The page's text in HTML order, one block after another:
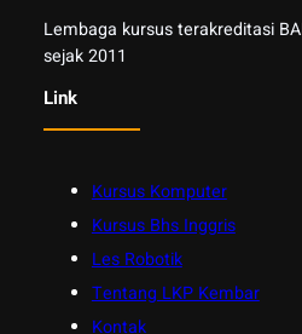
Lembaga kursus terakreditasi
sejak 2011
Link
Kursus Komputer
Kursus Bhs Inggris
Les Robotik
Tentang LKP Kembar
Kontak